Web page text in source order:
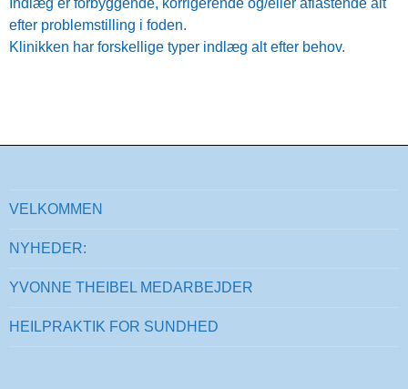
efter problemstilling i foden.
Klinikken har forskellige typer indlæg alt efter behov.
VELKOMMEN
NYHEDER:
YVONNE THEIBEL MEDARBEJDER
HEILPRAKTIK FOR SUNDHED